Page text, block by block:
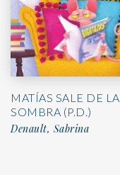
MATÍAS SALE DE LA
SOMBRA (P.D.)
Denault, Sabrina